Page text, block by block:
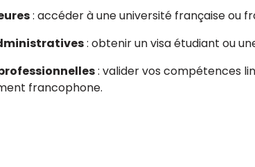
: accéder à une université française ou
: obtenir un visa étudiant ou
: valider vos compétences
francophone.